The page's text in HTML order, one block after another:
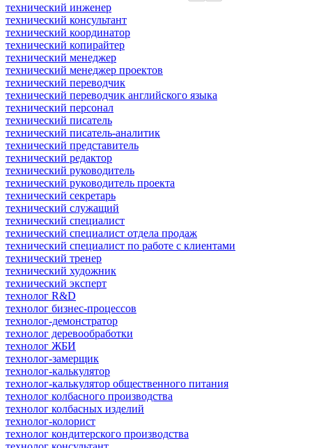
технический инженер
технический консультант
технический координатор
технический копирайтер
технический менеджер
технический менеджер проектов
технический переводчик
технический переводчик английского языка
технический персонал
технический писатель
технический писатель-аналитик
технический представитель
технический редактор
технический руководитель
технический руководитель проекта
технический секретарь
технический служащий
технический специалист
технический специалист отдела продаж
технический специалист по работе с клиентами
технический тренер
технический художник
технический эксперт
технолог R&D
технолог бизнес-процессов
технолог-демонстратор
технолог деревообработки
технолог ЖБИ
технолог-замерщик
технолог-калькулятор
технолог-калькулятор общественного питания
технолог колбасного производства
технолог колбасных изделий
технолог-колорист
технолог кондитерского производства